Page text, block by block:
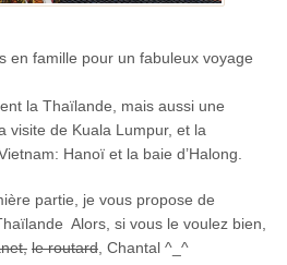
en famille pour un fabuleux voyage
la Thaïlande, mais aussi une
visite de Kuala Lumpur, et la
Hanoï et la baie d’Halong.
partie, je vous propose de
Alors, si vous le voulez bien,
le routard, Chantal ^_^